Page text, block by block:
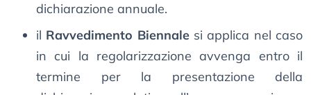
dichiarazione annuale.
il Ravvedimento Biennalesi applica nel caso
in cui la regolarizzazione avvenga entro il
termine per la presentazione della